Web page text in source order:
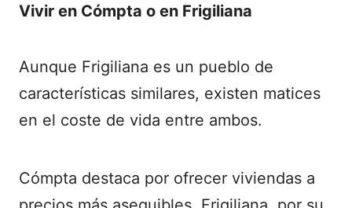
Vivir en Cómpta o en Frigiliana
Aunque Frigiliana es un pueblo de
características similares, existen matices
en el coste de vida entre ambos.
Cómpta destaca por ofrecer viviendas a